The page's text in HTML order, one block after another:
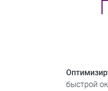
быстрой